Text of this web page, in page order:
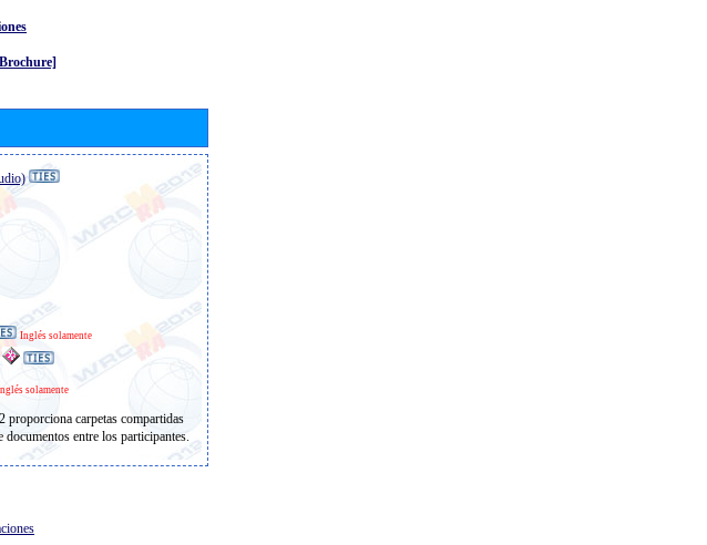
Inglés solamente
solamente
proporciona carpetas compartidas
entre los participantes.